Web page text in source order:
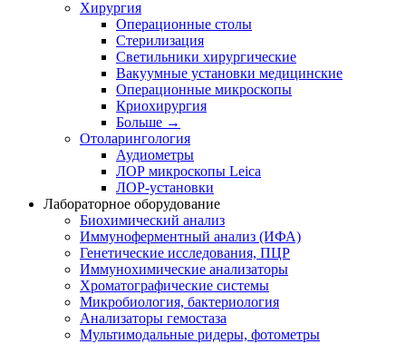
Хирургия
Операционные столы
Стерилизация
Светильники хирургические
Вакуумные установки медицинские
Операционные микроскопы
Криохирургия
Больше →
Отоларингология
Аудиометры
ЛОР микроскопы Leica
ЛОР-установки
Лабораторное оборудование
Биохимический анализ
Иммуноферментный анализ (ИФА)
Генетические исследования, ПЦР
Иммунохимические анализаторы
Хроматографические системы
Микробиология, бактериология
Анализаторы гемостаза
Мультимодальные ридеры, фотометры